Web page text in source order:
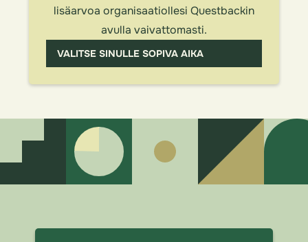
lisäarvoa organisaatiollesi Questbackin
avulla vaivattomasti.
VALITSE SINULLE SOPIVA AIKA